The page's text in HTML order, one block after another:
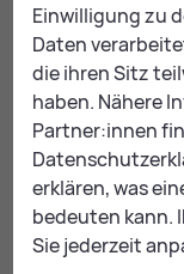
Hier erhalten Sie
des Vorhabens
erforderlich sein.
Genaue
rek­ti­on der Stadt
Einwilligung zu
Daten
die ihren Sitz
haben. Nähere
Partner:innen
erklären, was
bedeuten kann.
Sie jederzeit